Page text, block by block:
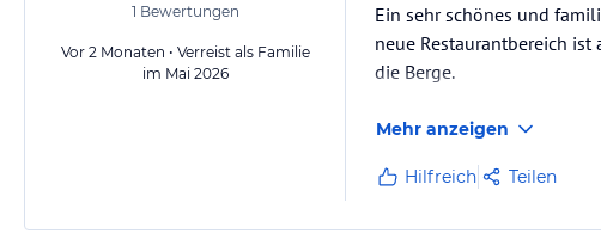
1 Bewertungen
Vor 2 Monaten • Verreist als Familie
im Mai 2026
Ein sehr schönes und
neue Restaurantbereich
die Berge.
Mehr anzeigen
Hilfreich Teilen